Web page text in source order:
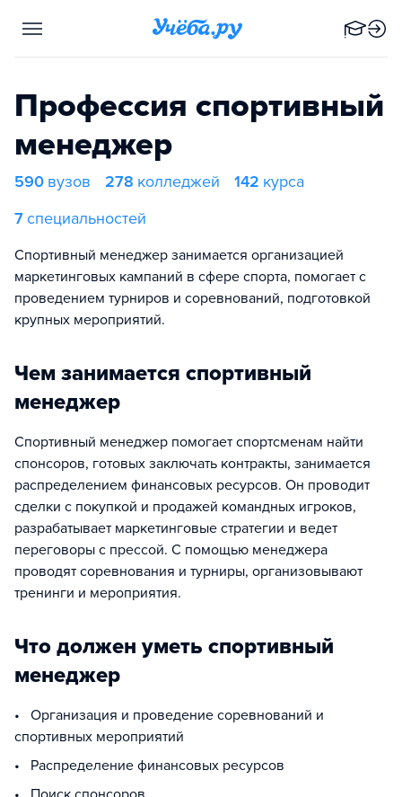
Профессия спортивный
менеджер
590 вузов 278 колледжей 142 курса
7специальностей
Спортивный менеджер занимается организацией
маркетинговых кампаний в сфере спорта, помогает с
проведением турниров и соревнований, подготовкой
крупных мероприятий.
Чем занимается спортивный
менеджер
Спортивный менеджер помогает спортсменам найти
спонсоров, готовых заключать контракты, занимается
распределением финансовых ресурсов. Он проводит
сделки с покупкой и продажей командных игроков,
разрабатывает маркетинговые стратегии и ведет
переговоры с прессой. С помощью менеджера
проводят соревнования и турниры, организовывают
тренинги и мероприятия.
Что должен уметь спортивный
менеджер
• Организация и проведение соревнований и
спортивных мероприятий
• Распределение финансовых ресурсов